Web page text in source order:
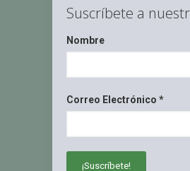
Suscríbete a
Nombre
Correo Electrónico *